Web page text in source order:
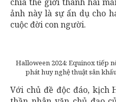
ảnh này là sự ẩn dụ cho
cuộc đời con người.
Halloween 2024: Equinox tiếp
phát huy nghệ thuật sân
Với chủ đề độc đáo, kịch